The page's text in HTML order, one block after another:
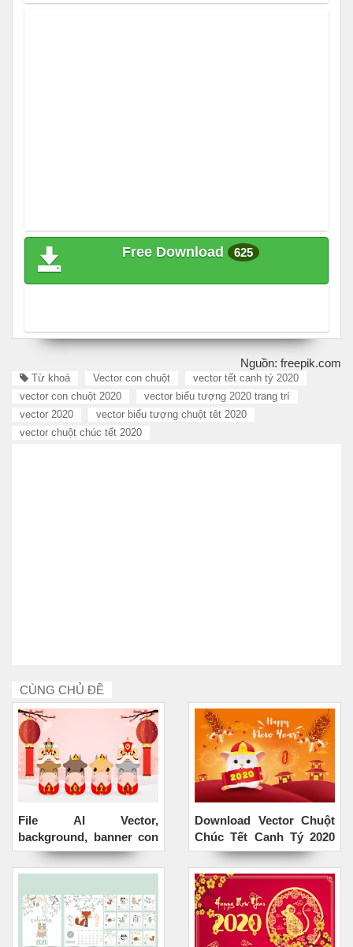
Free Download 625
Nguồn: freepik.com
Từ khoá Vector con chuột
vector tết canh tý 2020
vector con chuột 2020
vector biểu tượng 2020 trang trí
vector 2020
vector biểu tượng chuột têt 2020
vector chuột chúc tết 2020
CÙNG CHỦ ĐỀ
File AI Vector,
background, banner con
trâu tết Tân Sửu đẹp
miễn phí
Download Vector Chuột
Chúc Tết Canh Tý 2020
Đẹp